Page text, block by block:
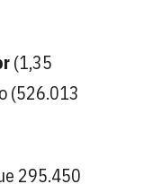
(1,35
(526.013
295.450